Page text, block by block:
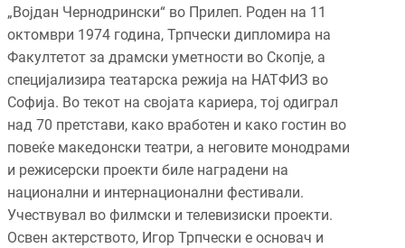
„Војдан Чернодрински“ во Прилеп. Роден на 11
октомври 1974 година, Трпчески дипломира на
Факултетот за драмски уметности во Скопје, а
специјализира театарска режија на НАТФИЗ во
Софија. Во текот на својата кариера, тој одиграл
над 70 претстави, како вработен и како гостин во
повеќе македонски театри, а неговите монодрами
и режисерски проекти биле наградени на
национални и интернационални фестивали.
Учествувал во филмски и телевизиски проекти.
Освен актерството, Игор Трпчески е основач и